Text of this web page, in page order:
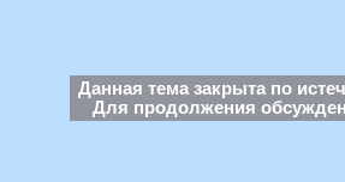
Данная тема закрыта по
Для продолжения